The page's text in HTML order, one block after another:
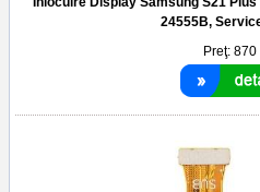
24555B,
Preţ: 870